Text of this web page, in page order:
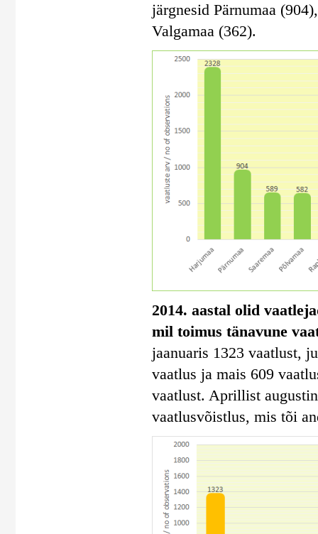
järgnesid Pärnumaa
Valgamaa (362).
2014. aastal olid
mil toimus tänavune
jaanuaris 1323 vaatlust,
vaatlus ja mais 609
vaatlust. Aprillist
vaatlusvõistlus, mis tõi